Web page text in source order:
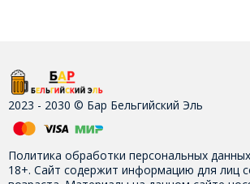
2023 - 2030 © Бар Бельгийский Эль
Политика обработки персональных данных
18+. Сайт содержит информацию для лиц